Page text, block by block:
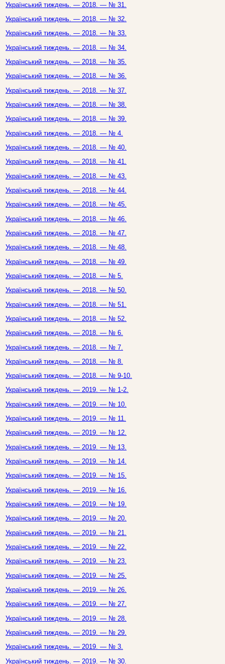
Український тиждень. — 2018. — № 31.
Український тиждень. — 2018. — № 32.
Український тиждень. — 2018. — № 33.
Український тиждень. — 2018. — № 34.
Український тиждень. — 2018. — № 35.
Український тиждень. — 2018. — № 36.
Український тиждень. — 2018. — № 37.
Український тиждень. — 2018. — № 38.
Український тиждень. — 2018. — № 39.
Український тиждень. — 2018. — № 4.
Український тиждень. — 2018. — № 40.
Український тиждень. — 2018. — № 41.
Український тиждень. — 2018. — № 43.
Український тиждень. — 2018. — № 44.
Український тиждень. — 2018. — № 45.
Український тиждень. — 2018. — № 46.
Український тиждень. — 2018. — № 47.
Український тиждень. — 2018. — № 48.
Український тиждень. — 2018. — № 49.
Український тиждень. — 2018. — № 5.
Український тиждень. — 2018. — № 50.
Український тиждень. — 2018. — № 51.
Український тиждень. — 2018. — № 52.
Український тиждень. — 2018. — № 6.
Український тиждень. — 2018. — № 7.
Український тиждень. — 2018. — № 8.
Український тиждень. — 2018. — № 9-10.
Український тиждень. — 2019. — № 1-2.
Український тиждень. — 2019. — № 10.
Український тиждень. — 2019. — № 11.
Український тиждень. — 2019. — № 12.
Український тиждень. — 2019. — № 13.
Український тиждень. — 2019. — № 14.
Український тиждень. — 2019. — № 15.
Український тиждень. — 2019. — № 16.
Український тиждень. — 2019. — № 19.
Український тиждень. — 2019. — № 20.
Український тиждень. — 2019. — № 21.
Український тиждень. — 2019. — № 22.
Український тиждень. — 2019. — № 23.
Український тиждень. — 2019. — № 25.
Український тиждень. — 2019. — № 26.
Український тиждень. — 2019. — № 27.
Український тиждень. — 2019. — № 28.
Український тиждень. — 2019. — № 29.
Український тиждень. — 2019. — № 3.
Український тиждень. — 2019. — № 30.